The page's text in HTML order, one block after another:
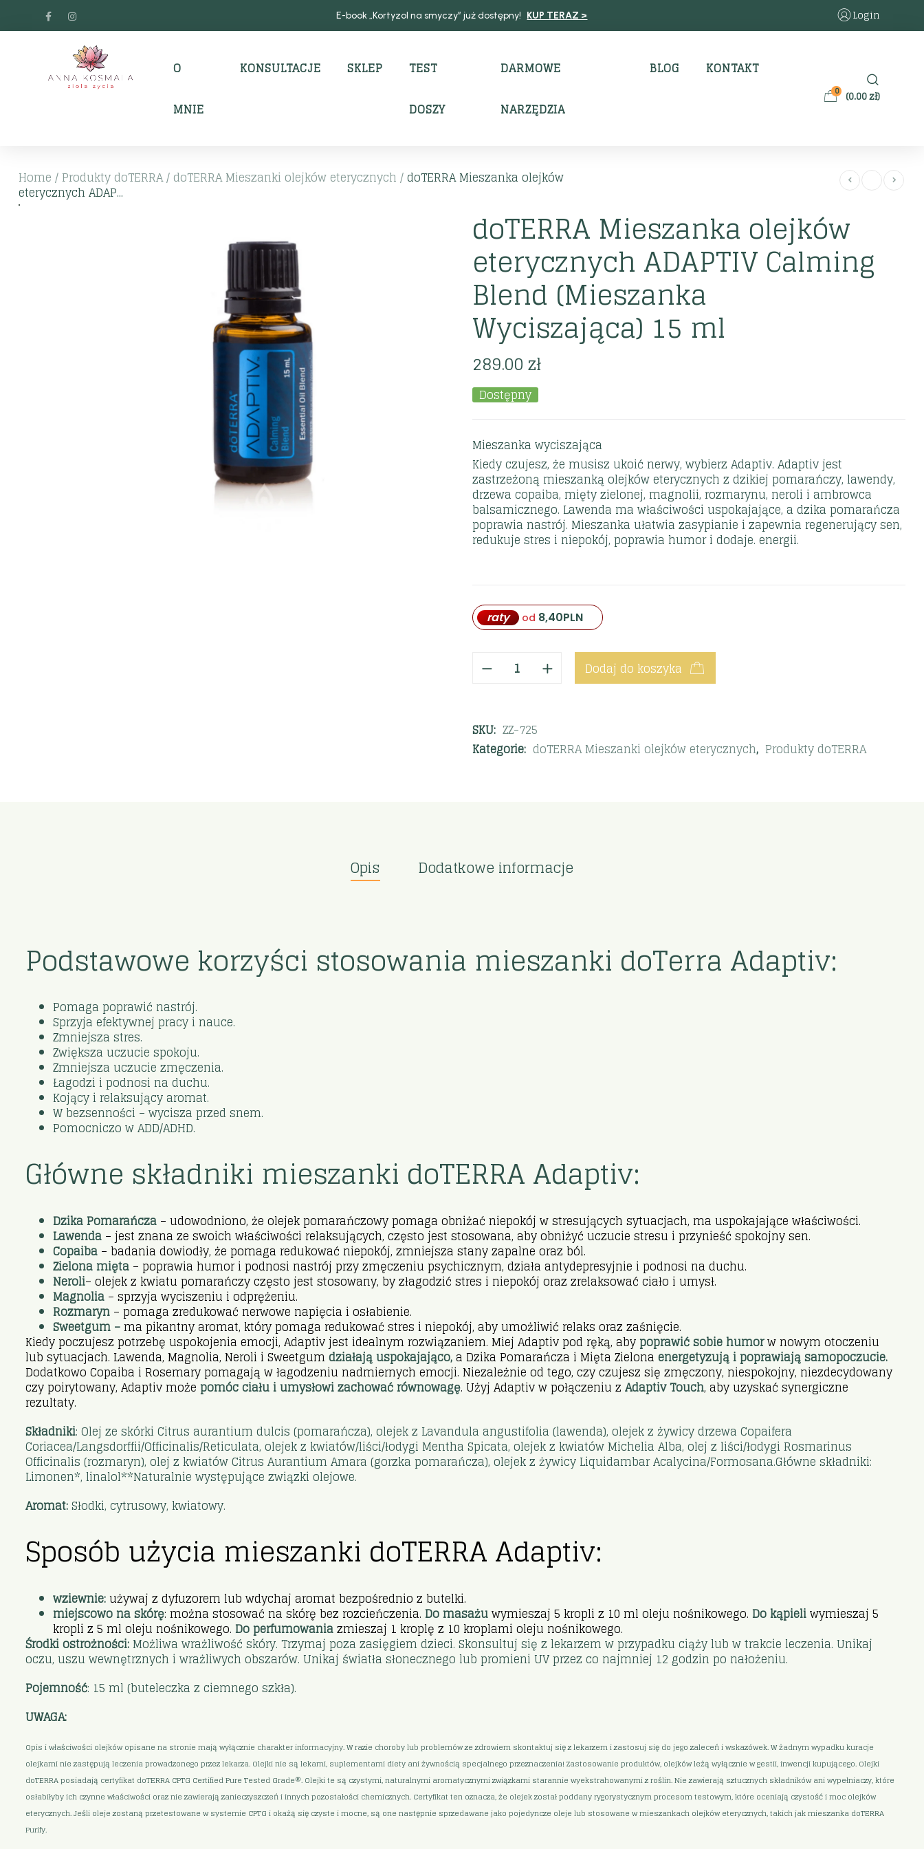
E-book „Kortyzol na smyczy” już dostępny! KUP TERAZ > Login
O
MNIE
KONSULTACJE SKLEP TEST
DOSZY
DARMOWE
NARZĘDZIA
BLOG KONTAKT
0 (0.00zł)
Home / Produkty doTERRA/ doTERRA Mieszanki olejków eterycznych /doTERRA Mieszanka olejków
eterycznych ADAP...
doTERRA Mieszanka olejków
eterycznych ADAPTIV Calming
Blend (Mieszanka
Wyciszająca) 15 ml
289.00zł
Dostępny
Mieszanka wyciszająca
Kiedy czujesz, że musisz ukoić nerwy, wybierz Adaptiv. Adaptiv jest
zastrzeżoną mieszanką olejków eterycznych z dzikiej pomarańczy, lawendy,
drzewa copaiba, mięty zielonej, magnolii, rozmarynu, neroli i ambrowca
balsamicznego. Lawenda ma właściwości uspokajające, a dzika pomarańcza
poprawia nastrój. Mieszanka ułatwia zasypianie i zapewnia regenerujący sen,
redukuje stres i niepokój, poprawia humor i dodaje. energii.
raty od 8,40PLN
Dodaj do koszyka
SKU: ZZ-725
Kategorie: doTERRA Mieszanki olejków eterycznych, Produkty doTERRA
Opis Dodatkowe informacje
Podstawowe korzyści stosowania mieszanki doTerra Adaptiv:
Pomaga poprawić nastrój.
Sprzyja efektywnej pracy i nauce.
Zmniejsza stres.
Zwiększa uczucie spokoju.
Zmniejsza uczucie zmęczenia.
Łagodzi i podnosi na duchu.
Kojący i relaksujący aromat.
W bezsenności – wycisza przed snem.
Pomocniczo w ADD/ADHD.
Główne składniki mieszanki doTERRA Adaptiv:
Dzika Pomarańcza – udowodniono, że olejek pomarańczowy pomaga obniżać niepokój w stresujących sytuacjach, ma uspokajające właściwości.
Lawenda – jest znana ze swoich właściwości relaksujących, często jest stosowana, aby obniżyć uczucie stresu i przynieść spokojny sen.
Copaiba – badania dowiodły, że pomaga redukować niepokój, zmniejsza stany zapalne oraz ból.
Zielona mięta – poprawia humor i podnosi nastrój przy zmęczeniu psychicznym, działa antydepresyjnie i podnosi na duchu.
Neroli– olejek z kwiatu pomarańczy często jest stosowany, by złagodzić stres i niepokój oraz zrelaksować ciało i umysł.
Magnolia – sprzyja wyciszeniu i odprężeniu.
Rozmaryn – pomaga zredukować nerwowe napięcia i osłabienie.
Sweetgum –ma pikantny aromat, który pomaga redukować stres i niepokój, aby umożliwić relaks oraz zaśnięcie.
Kiedy poczujesz potrzebę uspokojenia emocji, Adaptiv jest idealnym rozwiązaniem. Miej Adaptiv pod ręką, abypoprawić sobie humorw nowym otoczeniu
lub sytuacjach. Lawenda, Magnolia, Neroli i Sweetgum działają uspokajająco,a Dzika Pomarańcza i Mięta Zielona energetyzują i poprawiają samopoczucie.
Dodatkowo Copaiba i Rosemary pomagają w łagodzeniu nadmiernych emocji. Niezależnie od tego, czy czujesz się zmęczony, niespokojny, niezdecydowany
czy poirytowany, Adaptiv może pomóc ciału i umysłowi zachować równowagę. Użyj Adaptiv w połączeniu z Adaptiv Touch, aby uzyskać synergiczne
rezultaty.
Składniki: Olej ze skórki Citrus aurantium dulcis (pomarańcza), olejek z Lavandula angustifolia (lawenda), olejek z żywicy drzewa Copaifera
Coriacea/Langsdorffii/Officinalis/Reticulata, olejek z kwiatów/liści/łodygi Mentha Spicata, olejek z kwiatów Michelia Alba, olej z liści/łodygi Rosmarinus
Officinalis (rozmaryn), olej z kwiatów Citrus Aurantium Amara (gorzka pomarańcza), olejek z żywicy Liquidambar Acalycina/Formosana.Główne składniki:
Limonen*, linalol**Naturalnie występujące związki olejowe.
Aromat:Słodki, cytrusowy, kwiatowy.
Sposób użycia mieszanki doTERRA Adaptiv:
wziewnie:używaj z dyfuzorem lub wdychaj aromat bezpośrednio z butelki.
miejscowo na skórę: można stosować na skórę bez rozcieńczenia. Do masażuwymieszaj 5 kropli z 10 ml oleju nośnikowego. Dokąpieliwymieszaj 5
kropli z 5 ml oleju nośnikowego. Do perfumowaniazmieszaj 1 kroplę z 10 kroplami oleju nośnikowego.
Środki ostrożności: Możliwa wrażliwość skóry. Trzymaj poza zasięgiem dzieci. Skonsultuj się z lekarzem w przypadku ciąży lub w trakcie leczenia. Unikaj
oczu, uszu wewnętrznych i wrażliwych obszarów. Unikaj światła słonecznego lub promieni UV przez co najmniej 12 godzin po nałożeniu.
Pojemność: 15 ml (buteleczka z ciemnego szkła).
UWAGA:
Opis i właściwości olejków opisane na stronie mają wyłącznie charakter informacyjny. W razie choroby lub problemów ze zdrowiem skontaktuj się z lekarzem i zastosuj się do jego zaleceń i wskazówek. W żadnym wypadku kuracje
olejkami nie zastępują leczenia prowadzonego przez lekarza. Olejki nie są lekami, suplementami diety ani żywnością specjalnego przeznaczenia! Zastosowanie produktów, olejków leżą wyłącznie w gestii, inwencji kupującego. Olejki
doTERRA posiadają certyfikat doTERRA CPTG Certified Pure Tested Grade®. Olejki te są czystymi, naturalnymi aromatycznymi związkami starannie wyekstrahowanymi z roślin. Nie zawierają sztucznych składników ani wypełniaczy, które
osłabiłyby ich czynne właściwości oraz nie zawierają zanieczyszczeń i innych pozostałości chemicznych. Certyfikat ten oznacza, że olejek został poddany rygorystycznym procesom testowym, które oceniają czystość i moc olejków
eterycznych. Jeśli oleje zostaną przetestowane w systemie CPTG i okażą się czyste i mocne, są one następnie sprzedawane jako pojedyncze oleje lub stosowane w mieszankach olejków eterycznych, takich jak mieszanka doTERRA
Purify.